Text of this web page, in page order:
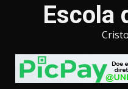
Escola